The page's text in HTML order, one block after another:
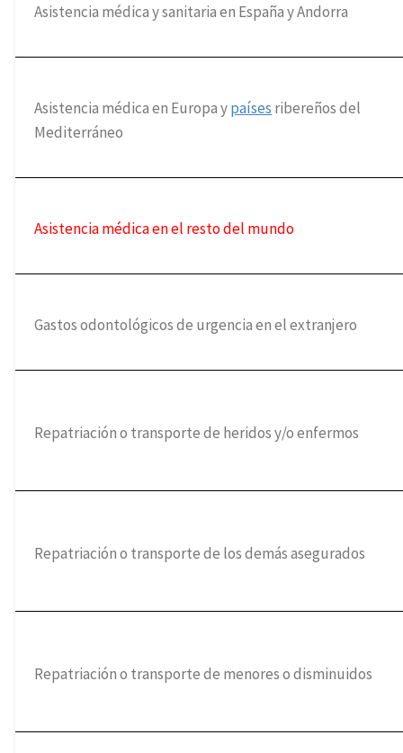
Asistencia médica y sanitaria en España y Andorra
Asistencia médica en Europa ypaíses ribereños del
Mediterráneo
Asistencia médica en el resto del mundo
Gastos odontológicos de urgencia en el extranjero
Repatriación o transporte de heridos y/o enfermos
Repatriación o transporte de los demás asegurados
Repatriación o transporte de menores o disminuidos